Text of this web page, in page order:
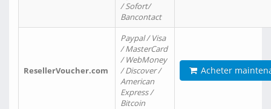
/ Sofort/
Bancontact
ResellerVoucher.com
Paypal / Visa
/ MasterCard
/ WebMoney
/ Discover /
American
Express /
Bitcoin
Acheter